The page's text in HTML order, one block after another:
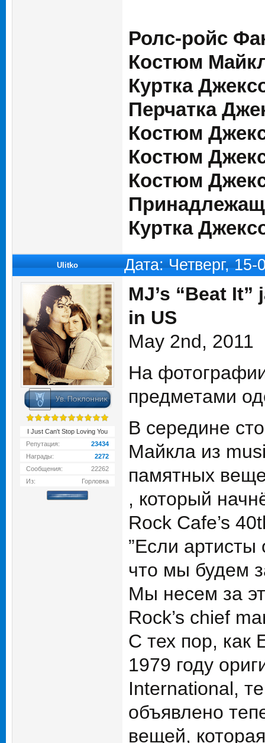
Ролс-ройс
Костюм
Куртка
Перчатка
Костюм
Костюм
Костюм
Куртка
Ulitko Дата: Четверг,
I Just Can't Stop Loving You
Репутация:
23434
Награды:
2272
Сообщения:
22262
Из:
Горловка
MJ’s “Beat
in US
May 2nd, 2011
На
предметами
В середине
Майкла из
памятных
, который
Rock Cafe’s
”Если
что мы будем
Мы несем за
Rock’s chief
С тех пор, как
1979 году
International,
объявлено
вещей,